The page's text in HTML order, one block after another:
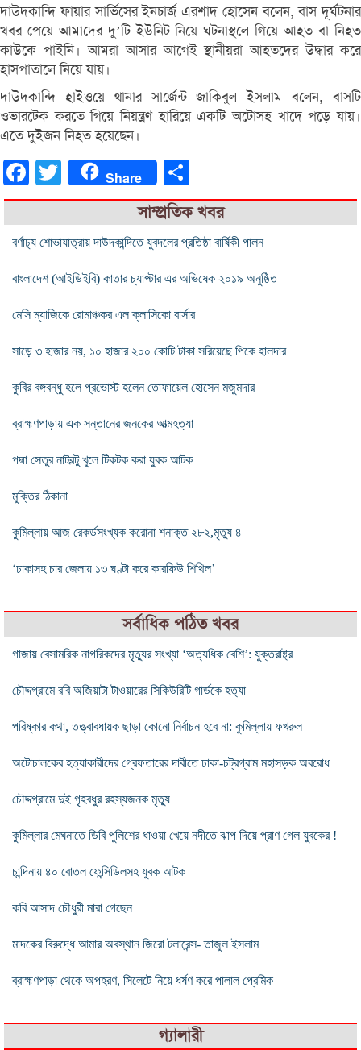
দাউদকান্দি ফায়ার সার্ভিসের ইনচার্জ এরশাদ হোসেন বলেন, বাস দূর্ঘটনার
খবর পেয়ে আমাদের দু’টি ইউনিট নিয়ে ঘটনাস্থলে গিয়ে আহত বা নিহত
কাউকে পাইনি। আমরা আসার আগেই স্থানীয়রা আহতদের উদ্ধার করে
হাসপাতালে নিয়ে যায়।
দাউদকান্দি হাইওয়ে থানার সার্জেন্ট জাকিবুল ইসলাম বলেন, বাসটি
ওভারটেক করতে গিয়ে নিয়ন্ত্রণ হারিয়ে একটি অটোসহ খাদে পড়ে যায়।
এতে দুইজন নিহত হয়েছেন।
FacebookTwitter Share
সাম্প্রতিক খবর
বর্ণাঢ্য শোভাযাত্রায় দাউদকান্দিতে যুবদলের প্রতিষ্ঠা বার্ষিকী পালন
বাংলাদেশ (আইডিইবি) কাতার চ্যাপ্টার এর অভিষেক ২০১৯ অনুষ্ঠিত
মেসি ম্যাজিকে রোমাঞ্চকর এল ক্লাসিকো বার্সার
সাড়ে ৩ হাজার নয়, ১০ হাজার ২০০ কোটি টাকা সরিয়েছে পিকে হালদার
কুবির বঙ্গবন্ধু হলে প্রভোস্ট হলেন তোফায়েল হোসেন মজুমদার
ব্রাহ্মণপাড়ায় এক সন্তানের জনকের আত্মহত্যা
পদ্মা সেতুর নাটবল্টু খুলে টিকটক করা যুবক আটক
মুক্তির ঠিকানা
কুমিল্লায় আজ রেকর্ডসংখ্যক করোনা শনাক্ত ২৮২,মৃত্যু ৪
‘ঢাকাসহ চার জেলায় ১৩ ঘণ্টা করে কারফিউ শিথিল’
সর্বাধিক পঠিত খবর
গাজায় বেসামরিক নাগরিকদের মৃত্যুর সংখ্যা ‘অত্যধিক বেশি’: যুক্তরাষ্ট্র
চৌদ্দগ্রামে রবি অজিয়াটা টাওয়ারের সিকিউরিটি গার্ডকে হত্যা
পরিষ্কার কথা, তত্ত্বাবধায়ক ছাড়া কোনো নির্বাচন হবে না: কুমিল্লায় ফখরুল
অটোচালকের হত্যাকারীদের গ্রেফতারের দাবীতে ঢাকা-চট্রগ্রাম মহাসড়ক অবরোধ
চৌদ্দগ্রামে দুই গৃহবধুর রহস্যজনক মৃত্যু
কুমিল্লার মেঘনাতে ডিবি পুলিশের ধাওয়া খেয়ে নদীতে ঝাপ দিয়ে প্রাণ গেল যুবকের !
চান্দিনায় ৪০ বোতল ফেন্সিডিলসহ যুবক আটক
কবি আসাদ চৌধুরী মারা গেছেন
মাদকের বিরুদ্ধে আমার অবস্থান জিরো টলারেন্স- তাজুল ইসলাম
ব্রাহ্মণপাড়া থেকে অপহরণ, সিলেটে নিয়ে ধর্ষণ করে পালাল প্রেমিক
গ্যালারী